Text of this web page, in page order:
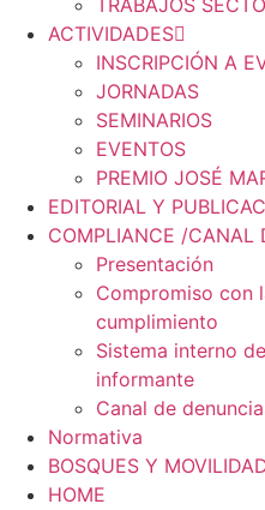
TRABAJOS
ACTIVIDADES
INSCRIPCIÓN A
JORNADAS
SEMINARIOS
EVENTOS
PREMIO JOSÉ
EDITORIAL Y
COMPLIANCE /CANAL
Presentación
Compromiso con
cumplimiento
Sistema interno
informante
Canal de
Normativa
BOSQUES Y
HOME